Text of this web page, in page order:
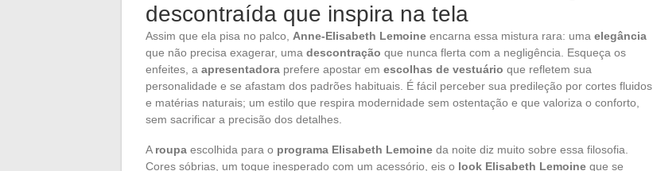
descontraída que inspira na tela
Assim que ela pisa no palco, Anne-Elisabeth Lemoine encarna essa mistura rara: uma elegância
que não precisa exagerar, uma descontração que nunca flerta com a negligência. Esqueça os
enfeites, a apresentadora prefere apostar em escolhas de vestuário que refletem sua
personalidade e se afastam dos padrões habituais. É fácil perceber sua predileção por cortes fluidos
e matérias naturais; um estilo que respira modernidade sem ostentação e que valoriza o conforto,
sem sacrificar a precisão dos detalhes.
A roupa escolhida para o programa Elisabeth Lemoine da noite diz muito sobre essa filosofia.
Cores sóbrias, um toque inesperado com um acessório, eis o look Elisabeth Lemoine que se